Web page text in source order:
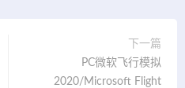
下一篇
PC微软飞行模拟
2020/Microsoft Flight